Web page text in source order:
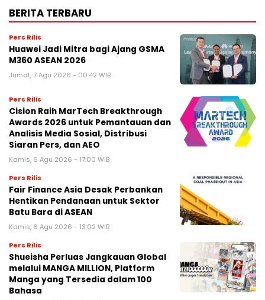
BERITA TERBARU
Pers Rilis
Huawei Jadi Mitra bagi Ajang GSMA
M360 ASEAN 2026
Jumat, 7 Agu 2026 - 00:42 WIB
Pers Rilis
Cision Raih MarTech Breakthrough
Awards 2026 untuk Pemantauan dan
Analisis Media Sosial, Distribusi
Siaran Pers, dan AEO
Kamis, 6 Agu 2026 - 17:00 WIB
Pers Rilis
Fair Finance Asia Desak Perbankan
Hentikan Pendanaan untuk Sektor
Batu Bara di ASEAN
Kamis, 6 Agu 2026 - 13:02 WIB
Pers Rilis
Shueisha Perluas Jangkauan Global
melalui MANGA MILLION, Platform
Manga yang Tersedia dalam 100
Bahasa